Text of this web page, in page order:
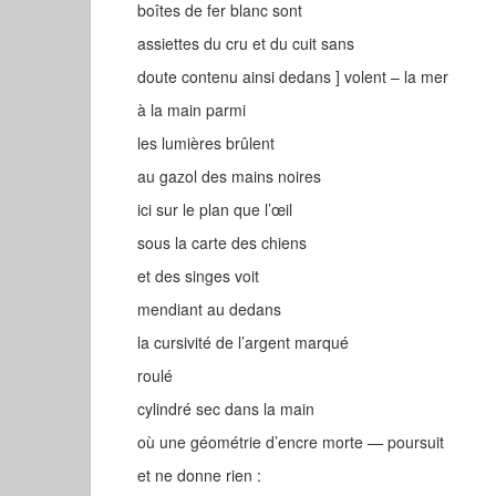
boîtes de fer blanc sont
assiettes du cru et du cuit sans
doute contenu ainsi dedans ] volent – la mer
à la main parmi
les lumières brûlent
au gazol des mains noires
ici sur le plan que l’œil
sous la carte des chiens
et des singes voit
mendiant au dedans
la cursivité de l’argent marqué
roulé
cylindré sec dans la main
où une géométrie d’encre morte — poursuit
et ne donne rien :